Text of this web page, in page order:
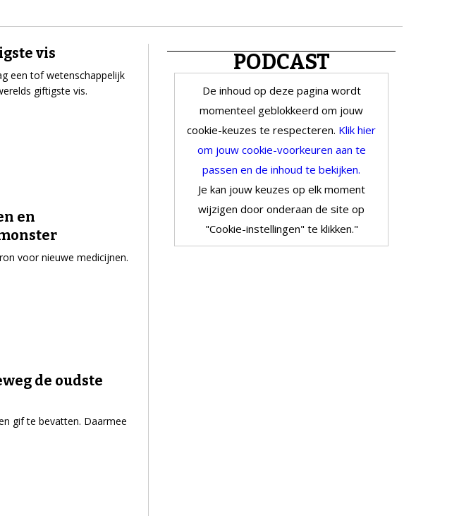
vis
een tof wetenschappelijk
giftigste vis.
en
voor nieuwe medicijnen.
de oudste
gif te bevatten. Daarmee
PODCAST
De inhoud op deze pagina wordt
momenteel geblokkeerd om jouw
cookie-keuzes te respecteren. Klik hier
om jouw cookie-voorkeuren aan te
passen en de inhoud te bekijken.
Je kan jouw keuzes op elk moment
wijzigen door onderaan de site op
"Cookie-instellingen" te klikken."